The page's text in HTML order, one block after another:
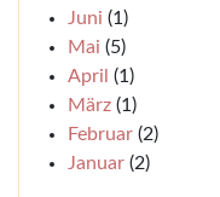
Juni (1)
Mai (5)
April (1)
März (1)
Februar (2)
Januar (2)